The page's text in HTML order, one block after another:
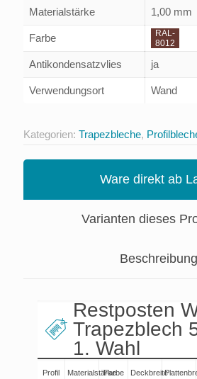
Materialstärke 1,00 mm
Farbe
RAL-
8012
Antikondensatzvlies ja
Verwendungsort Wand
Kategorien: Trapezbleche,
Ware direkt ab
Varianten dieses
Beschreibung
Restposten
Trapezblech
1. Wahl
Profil Materialstärke
Farbe Deckbreite